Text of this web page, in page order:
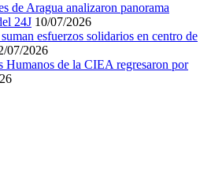
de Aragua analizaron panorama
24J 10/07/2026
esfuerzos solidarios en centro de
07/2026
Humanos de la CIEA regresaron por